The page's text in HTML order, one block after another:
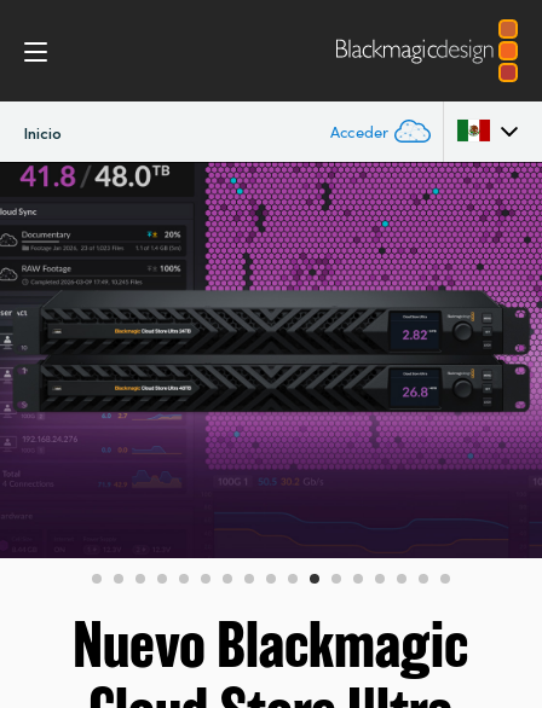
Inicio Acceder
Australia
Austria
Brazil
Canada
China
Finland
Germany
Nuevo Blackmagic